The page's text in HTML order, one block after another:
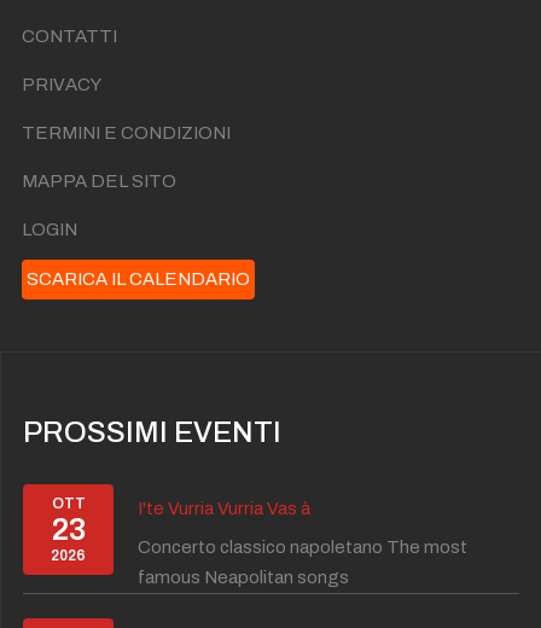
CONTATTI
PRIVACY
TERMINI E CONDIZIONI
MAPPA DEL SITO
LOGIN
SCARICA IL CALENDARIO
PROSSIMI EVENTI
OTT
23
2026
I'te Vurria Vurria Vas à
Concerto classico napoletano The most
famous Neapolitan songs